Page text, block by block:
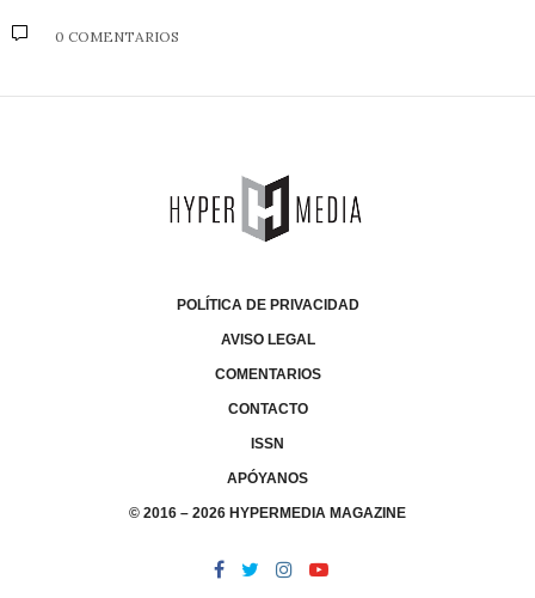
0 COMENTARIOS
POLÍTICA DE PRIVACIDAD
AVISO LEGAL
COMENTARIOS
CONTACTO
ISSN
APÓYANOS
© 2016 – 2026 HYPERMEDIA MAGAZINE